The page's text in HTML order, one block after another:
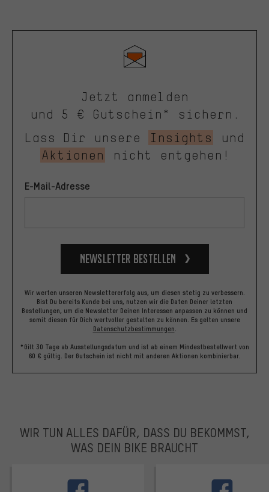
Jetzt anmelden
und 5 € Gutschein* sichern.
Lass Dir unsere
Insights
und
Aktionen
nicht entgehen!
E-Mail-Adresse
Newsletter bestellen
Wir werten unseren Newslettererfolg aus, um diesen stetig zu verbessern.
Bist Du bereits Kunde bei uns, nutzen wir die Daten Deiner letzten
Bestellungen, um die Newsletter Deinen Interessen anpassen zu können und
somit diesen für Dich wertvoller gestalten zu können. Es gelten unsere
Datenschutzbestimmungen
*Gilt 30 Tage ab Ausstellungsdatum und ist ab einem Mindestbestellwert von
60 € gültig. Der Gutschein ist nicht mit anderen Aktionen kombinierbar.
WIR TUN ALLES DAFÜR, DASS DU BEKOMMST,
WAS DEIN BIKE BRAUCHT